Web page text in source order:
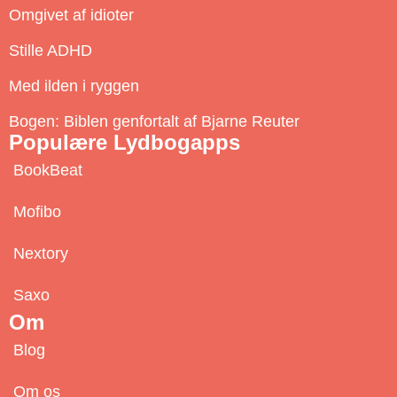
Om
Blog
Om os
Omgivet af idioter
Stille ADHD
Med ilden i ryggen
Bogen: Biblen genfortalt af Bjarne Reuter
Populære Lydbogapps
BookBeat
Mofibo
Nextory
Saxo